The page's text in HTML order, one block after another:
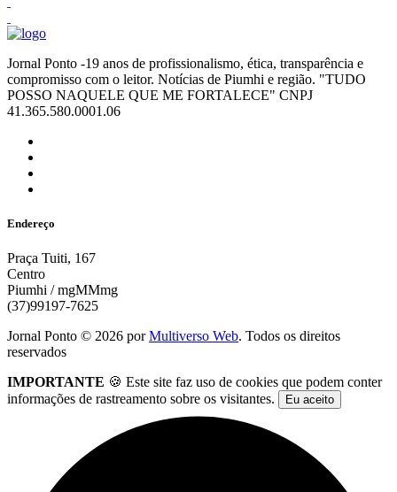
Jornal Ponto -19 anos de profissionalismo, ética, transparência e
compromisso com o leitor. Notícias de Piumhi e região. "TUDO
POSSO NAQUELE QUE ME FORTALECE" CNPJ
41.365.580.0001.06
Endereço
Praça Tuiti, 167
Centro
Piumhi / mgMMmg
(37)99197-7625
Jornal Ponto © 2026 porMultiverso Web. Todos os direitos
reservados
IMPORTANTE 🍪 Este site faz uso de cookies que podem conter
informações de rastreamento sobre os visitantes.
Eu aceito